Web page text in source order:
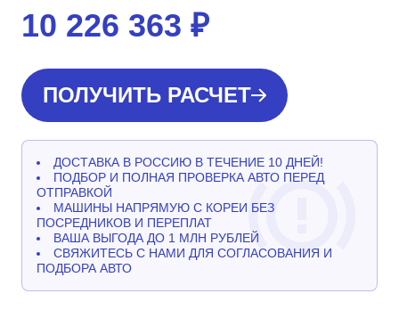
10 226 363 ₽
ПОЛУЧИТЬ РАСЧЕТ
ДОСТАВКА В РОССИЮ В ТЕЧЕНИЕ 10 ДНЕЙ!
ПОДБОР И ПОЛНАЯ ПРОВЕРКА АВТО ПЕРЕД
ОТПРАВКОЙ
МАШИНЫ НАПРЯМУЮ С КОРЕИ БЕЗ
ПОСРЕДНИКОВ И ПЕРЕПЛАТ
ВАША ВЫГОДА ДО 1 МЛН РУБЛЕЙ
СВЯЖИТЕСЬ С НАМИ ДЛЯ СОГЛАСОВАНИЯ И
ПОДБОРА АВТО